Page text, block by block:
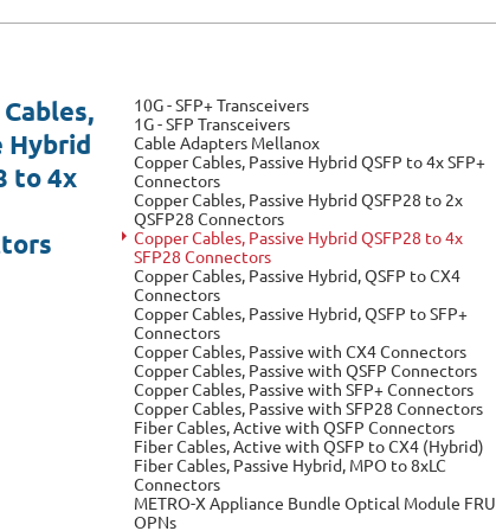
Hybrid
to 4x
10G - SFP+ Transceivers
1G - SFP Transceivers
Cable Adapters Mellanox
Copper Cables, Passive Hybrid QSFP to 4x SFP+
Connectors
Copper Cables, Passive Hybrid QSFP28 to 2x
QSFP28 Connectors
Copper Cables, Passive Hybrid QSFP28 to 4x
SFP28 Connectors
Copper Cables, Passive Hybrid, QSFP to CX4
Connectors
Copper Cables, Passive Hybrid, QSFP to SFP+
Connectors
Copper Cables, Passive with CX4 Connectors
Copper Cables, Passive with QSFP Connectors
Copper Cables, Passive with SFP+ Connectors
Copper Cables, Passive with SFP28 Connectors
Fiber Cables, Active with QSFP Connectors
Fiber Cables, Active with QSFP to CX4 (Hybrid)
Fiber Cables, Passive Hybrid, MPO to 8xLC
Connectors
METRO-X Appliance Bundle Optical Module FRU
OPNs